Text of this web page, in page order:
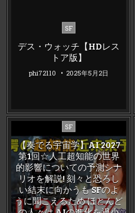
Posted
SF
デス・ウォッチ【HDレス
トア版】
phi72110 2025年5月2日
Posted
in
SF
【奏でる宇宙学】AI 2027
第1回☆人工超知能の世界
的影響についての予測シナ
リオを解説! 刻々と恐ろし
い結末に向かうも SFのよ
うに聞こえるため ほとんど